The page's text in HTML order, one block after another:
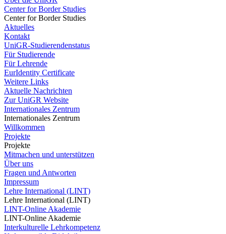
Center for Border Studies
Center for Border Studies
Aktuelles
Kontakt
UniGR-Studierendenstatus
Für Studierende
Für Lehrende
EurIdentity Certificate
Weitere Links
Aktuelle Nachrichten
Zur UniGR Website
Internationales Zentrum
Internationales Zentrum
Willkommen
Projekte
Projekte
Mitmachen und unterstützen
Über uns
Fragen und Antworten
Impressum
Lehre International (LINT)
Lehre International (LINT)
LINT-Online Akademie
LINT-Online Akademie
Interkulturelle Lehrkompetenz